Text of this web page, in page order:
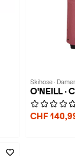
Skihose ·
O'NEILL ·
CHF